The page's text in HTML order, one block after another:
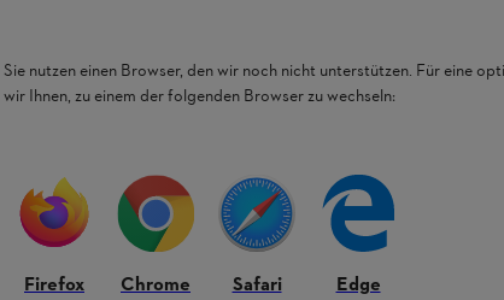
Sie nutzen einen Browser, den wir noch nicht unterstützen. Für eine
wir Ihnen, zu einem der folgenden Browser zu wechseln:
Firefox Chrome Safari Edge